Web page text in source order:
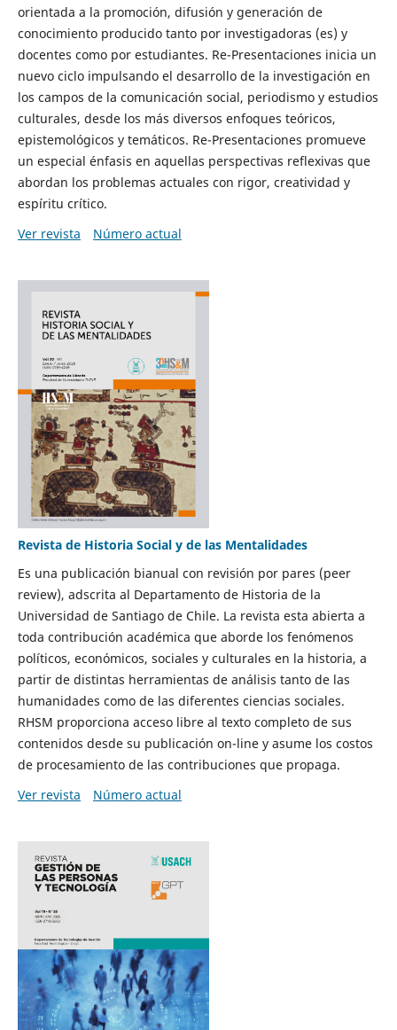
orientada a la promoción, difusión y generación de
conocimiento producido tanto por investigadoras (es) y
docentes como por estudiantes. Re-Presentaciones inicia un
nuevo ciclo impulsando el desarrollo de la investigación en
los campos de la comunicación social, periodismo y estudios
culturales, desde los más diversos enfoques teóricos,
epistemológicos y temáticos. Re-Presentaciones promueve
un especial énfasis en aquellas perspectivas reflexivas que
abordan los problemas actuales con rigor, creatividad y
espíritu crítico.
Ver revista
Número actual
Revista de Historia Social y de las Mentalidades
Es una publicación bianual con revisión por pares (peer
review), adscrita al Departamento de Historia de la
Universidad de Santiago de Chile. La revista esta abierta a
toda contribución académica que aborde los fenómenos
políticos, económicos, sociales y culturales en la historia, a
partir de distintas herramientas de análisis tanto de las
humanidades como de las diferentes ciencias sociales.
RHSM proporciona acceso libre al texto completo de sus
contenidos desde su publicación on-line y asume los costos
de procesamiento de las contribuciones que propaga.
Ver revista
Número actual